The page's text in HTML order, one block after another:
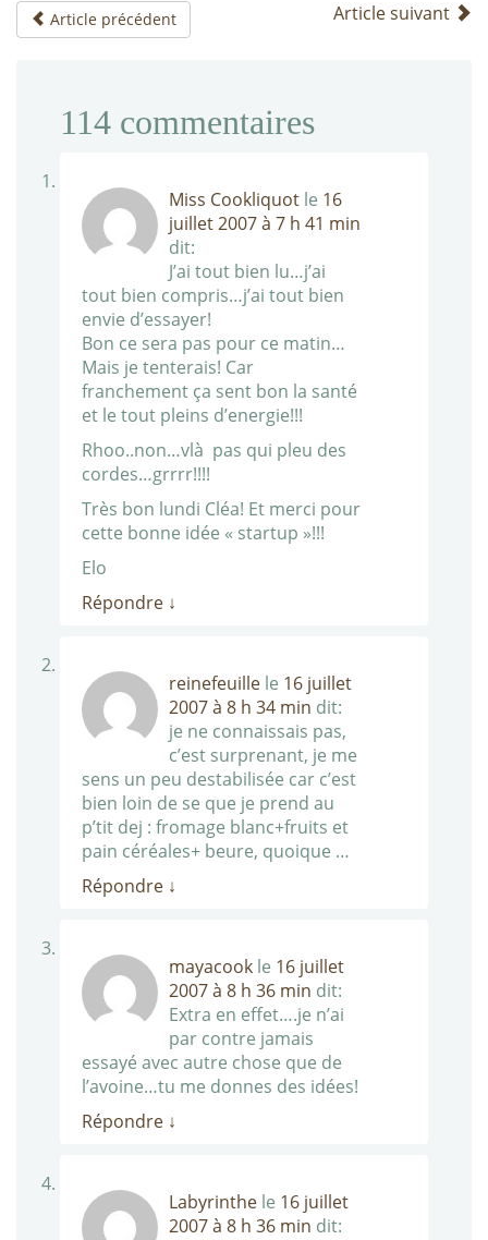
Article précédent Article suivant
114 commentaires
Miss Cookliquot le 16
juillet 2007 à 7 h 41 min
dit:
J’ai tout bien lu…j’ai
tout bien compris…j’ai tout bien
envie d’essayer!
Bon ce sera pas pour ce matin…
Mais je tenterais! Car
franchement ça sent bon la santé
et le tout pleins d’energie!!!
Rhoo..non…vlà pas qui pleu des
cordes…grrrr!!!!
Très bon lundi Cléa! Et merci pour
cette bonne idée « startup »!!!
Elo
Répondre ↓
reinefeuille le 16 juillet
2007 à 8 h 34 min dit:
je ne connaissais pas,
c’est surprenant, je me
sens un peu destabilisée car c’est
bien loin de se que je prend au
p’tit dej : fromage blanc+fruits et
pain céréales+ beure, quoique …
Répondre ↓
mayacook le 16 juillet
2007 à 8 h 36 min dit:
Extra en effet….je n’ai
par contre jamais
essayé avec autre chose que de
l’avoine…tu me donnes des idées!
Répondre ↓
Labyrinthe le 16 juillet
2007 à 8 h 36 min dit: